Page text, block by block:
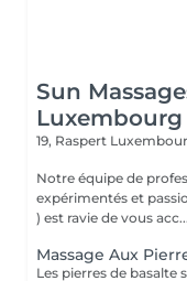
Sun
Luxembourg
19, Raspert
Notre équipe de
expérimentés et
) est ravie de vous acc...
Massage Aux